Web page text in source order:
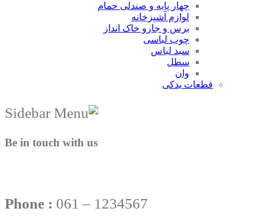
چهار پایه و صندلی حمام
لوازم آشپزخانه
برس و جارو خاک انداز
چوب لباسی
سبد لباس
سطل
وان
قطعات یدکی
Be in touch with us
Phone : 061 – 1234567